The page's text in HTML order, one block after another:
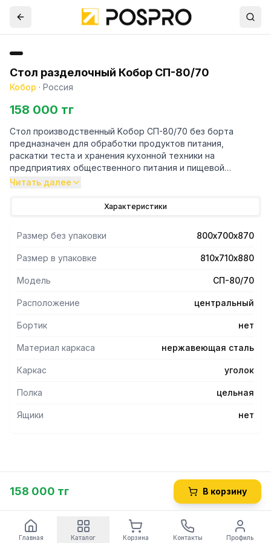
Стол разделочный Кобор СП-80/70
Кобор · Россия
158 000 тг
Стол производственный Kобор СП-80/70 без борта
предназначен для обработки продуктов питания,
раскатки теста и хранения кухонной техники на
предприятиях общественного питания и пищевой
промышленности.
- Снизу сплошная полка.
ламинированной древесно-стружечной плитой толщиной
16 мм, что увеличивает прочность и исключает прогиб
столешницы.
- Каркас стола состоит из ножек, выполненных из
- Рекомендуемая нагрузка на стол не более 100 кг.
позволяющие устранять неровности пола.
облегчает их транспортировку и хранение.
Читать далее
Характеристики
Размер без упаковки 800х700х870
Размер в упаковке 810х710х880
Модель СП-80/70
Расположение центральный
Бортик нет
Материал каркаса нержавеющая сталь
Каркас уголок
Полка цельная
Ящики нет
158 000 тг В корзину
Главная Каталог Корзина Контакты Профиль